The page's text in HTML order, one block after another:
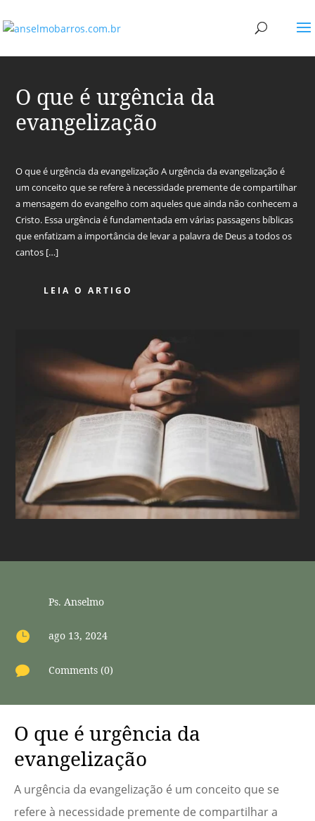
O que é urgência da
evangelização
O que é urgência da evangelização A urgência da evangelização é
um conceito que se refere à necessidade premente de compartilhar
a mensagem do evangelho com aqueles que ainda não conhecem a
Cristo. Essa urgência é fundamentada em várias passagens bíblicas
que enfatizam a importância de levar a palavra de Deus a todos os
cantos […]
LEIA O ARTIGO
Ps. Anselmo
 ago 13, 2024
 Comments (0)
O que é urgência da
evangelização
A urgência da evangelização é um conceito que se
refere à necessidade premente de compartilhar a